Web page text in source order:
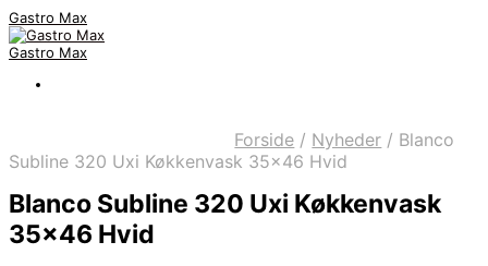
Gastro Max
Gastro Max
Forside / Nyheder / Blanco
Subline 320 Uxi Køkkenvask 35×46 Hvid
Blanco Subline 320 Uxi Køkkenvask
35×46 Hvid